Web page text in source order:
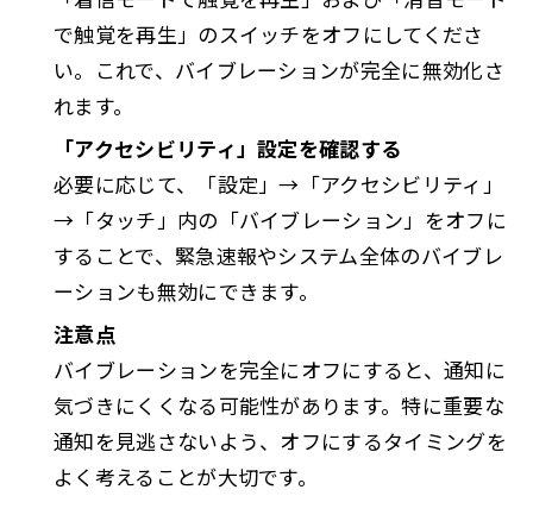
で触覚を再生」のスイッチをオフにしてくださ
い。これで、バイブレーションが完全に無効化さ
れます。
「アクセシビリティ」設定を確認する
必要に応じて、「設定」→「アクセシビリティ」
→「タッチ」内の「バイブレーション」をオフに
することで、緊急速報やシステム全体のバイブレ
ーションも無効にできます。
注意点
バイブレーションを完全にオフにすると、通知に
気づきにくくなる可能性があります。特に重要な
通知を見逃さないよう、オフにするタイミングを
よく考えることが大切です。